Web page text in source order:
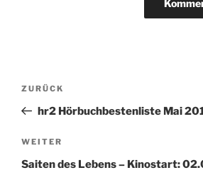
Beitragsnavigation
Vorheriger
Beitrag
ZURÜCK
hr2 Hörbuchbestenliste Mai
Nächster
Beitrag
WEITER
Saiten des Lebens – Kinostart: